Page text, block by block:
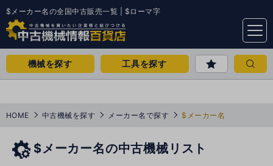
$メーカー名の全国中古販売一覧 | $ローマ字
menu
機械を探す 工具を探す
HOME 中古機械を探す メーカー名で探す $メーカー名
$メーカー名の中古機械リスト